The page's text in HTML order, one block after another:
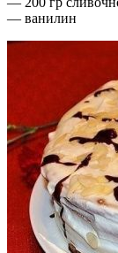
— ванилин